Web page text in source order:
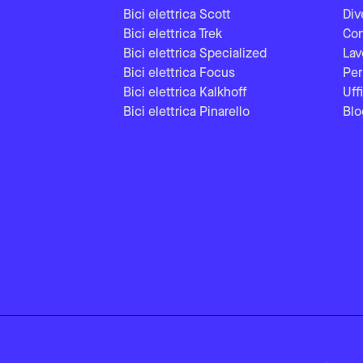
Bici elettrica Scott
Bici elettrica Trek
Bici elettrica Specialized
Bici elettrica Focus
Bici elettrica Kalkhoff
Bici elettrica Pinarello